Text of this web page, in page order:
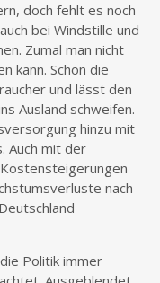
doch fehlt es noch
bei Windstille und
Zumal man nicht
kann. Schon die
und lässt den
Ausland schweifen.
hinzu mit
Auch mit der
nach
Politik immer